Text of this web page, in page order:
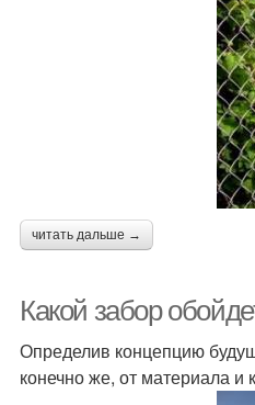
читать дальше →
Какой забор
Определив концепцию
конечно же, от материала